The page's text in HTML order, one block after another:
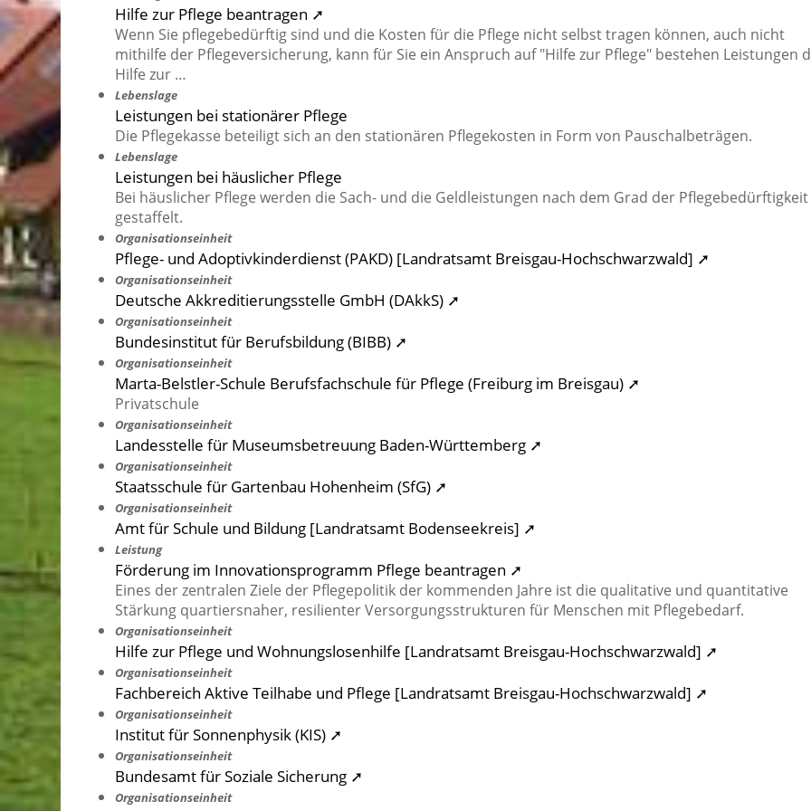
Hilfe zur Pflege beantragen ➚
Wenn Sie pflegebedürftig sind und die Kosten für die Pflege nicht selbst tragen können, auch nicht
mithilfe der Pflegeversicherung, kann für Sie ein Anspruch auf "Hilfe zur Pflege" bestehen Leistungen
Hilfe zur …
Lebenslage
Leistungen bei stationärer Pflege
Die Pflegekasse beteiligt sich an den stationären Pflegekosten in Form von Pauschalbeträgen.
Lebenslage
Leistungen bei häuslicher Pflege
Bei häuslicher Pflege werden die Sach- und die Geldleistungen nach dem Grad der Pflegebedürftigkeit
gestaffelt.
Organisationseinheit
Pflege- und Adoptivkinderdienst (PAKD) [Landratsamt Breisgau-Hochschwarzwald] ➚
Organisationseinheit
Deutsche Akkreditierungsstelle GmbH (DAkkS) ➚
Organisationseinheit
Bundesinstitut für Berufsbildung (BIBB) ➚
Organisationseinheit
Marta-Belstler-Schule Berufsfachschule für Pflege (Freiburg im Breisgau) ➚
Privatschule
Organisationseinheit
Landesstelle für Museumsbetreuung Baden-Württemberg ➚
Organisationseinheit
Staatsschule für Gartenbau Hohenheim (SfG) ➚
Organisationseinheit
Amt für Schule und Bildung [Landratsamt Bodenseekreis] ➚
Leistung
Förderung im Innovationsprogramm Pflege beantragen ➚
Eines der zentralen Ziele der Pflegepolitik der kommenden Jahre ist die qualitative und quantitative
Stärkung quartiersnaher, resilienter Versorgungsstrukturen für Menschen mit Pflegebedarf.
Organisationseinheit
Hilfe zur Pflege und Wohnungslosenhilfe [Landratsamt Breisgau-Hochschwarzwald] ➚
Organisationseinheit
Fachbereich Aktive Teilhabe und Pflege [Landratsamt Breisgau-Hochschwarzwald] ➚
Organisationseinheit
Institut für Sonnenphysik (KIS) ➚
Organisationseinheit
Bundesamt für Soziale Sicherung ➚
Organisationseinheit